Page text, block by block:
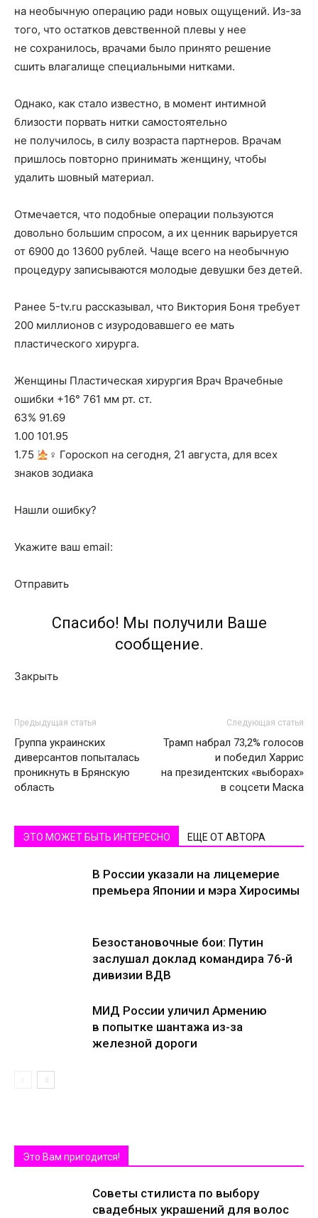
на необычную операцию ради новых ощущений. Из-за
того, что остатков девственной плевы у нее
не сохранилось, врачами было принято решение
сшить влагалище специальными нитками.
Однако, как стало известно, в момент интимной
близости порвать нитки самостоятельно
не получилось, в силу возраста партнеров. Врачам
пришлось повторно принимать женщину, чтобы
удалить шовный материал.
Отмечается, что подобные операции пользуются
довольно большим спросом, а их ценник варьируется
от 6900 до 13600 рублей. Чаще всего на необычную
процедуру записываются молодые девушки без детей.
Ранее 5-tv.ru рассказывал, что Виктория Боня требует
200 миллионов с изуродовавшего ее мать
пластического хирурга.
Женщины Пластическая хирургия Врач Врачебные
ошибки +16° 761 мм рт. ст.
63% 91.69
1.00 101.95
1.75
‍♀ Гороскоп на сегодня, 21 августа, для всех
знаков зодиака
Нашли ошибку?
Укажите ваш email:
Отправить
Спасибо! Мы получили Ваше
сообщение.
Закрыть
Предыдущая статья
Группа украинских
диверсантов попыталась
проникнуть в Брянскую
область
Следующая статья
Трамп набрал 73,2% голосов
и победил Харрис
на президентских «выборах»
в соцсети Маска
ЭТО МОЖЕТ БЫТЬ ИНТЕРЕСНО ЕЩЕ ОТ АВТОРА
В России указали на лицемерие
премьера Японии и мэра Хиросимы
Безостановочные бои: Путин
заслушал доклад командира 76-й
дивизии ВДВ
МИД России уличил Армению
в попытке шантажа из-за
железной дороги
Это Вам пригодится!
Советы стилиста по выбору
свадебных украшений для волос